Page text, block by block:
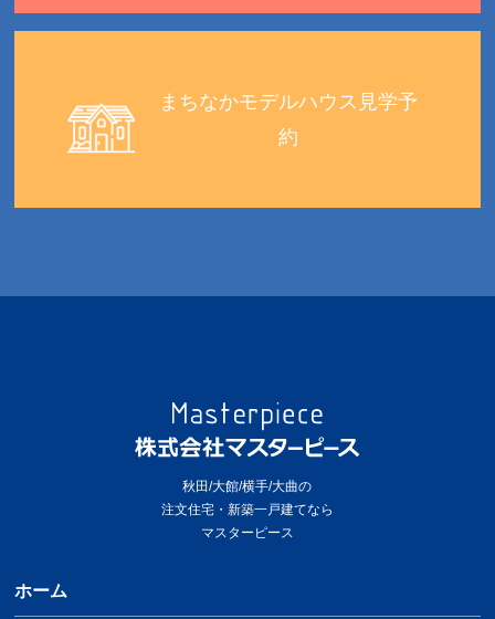
まちなかモデルハウス見学予
約
秋田/大館/横手/大曲の
注文住宅・新築一戸建てなら
マスターピース
ホーム